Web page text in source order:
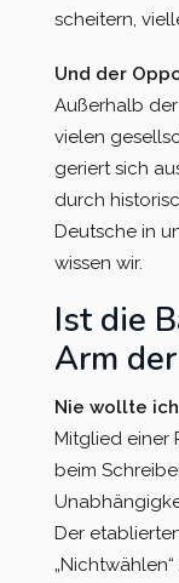
scheitern,
Und der
Außerhalb
vielen
geriert sich
durch
Deutsche in
wissen wir.
Ist die
Arm
Nie wollte ich
Mitglied einer
beim
Der